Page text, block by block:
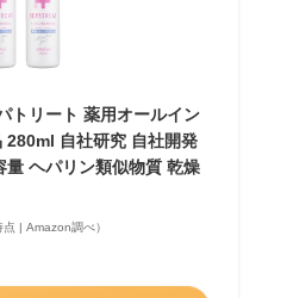
トリート 薬用オールイン
280ml 自社研究 自社開発
量 ヘパリン類似物質 乾燥
| Amazon調べ）